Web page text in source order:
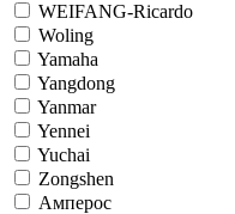
WEIFANG-Ricardo
Woling
Yamaha
Yangdong
Yanmar
Yennei
Yuchai
Zongshen
Амперос